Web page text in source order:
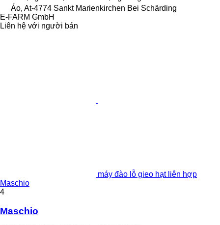
Áo, At-4774 Sankt Marienkirchen Bei Schärding
E-FARM GmbH
Liên hệ với người bán
máy đào lỗ gieo hạt liên hợp
Maschio
4
Maschio